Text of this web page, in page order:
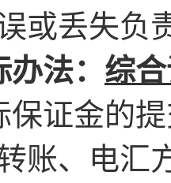
或丢失负
办法： 综
保证金的
账、电汇